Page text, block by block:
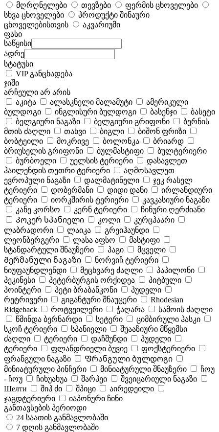
მღრღნელები
თევზები
ფერმის ცხოველები
სხვა ცხოველები
პროდუქტი შინაური
ცხოველებისთვის
აკვარიუმი
ფასი
საწყისი
ადრე
სტატუსი
VIP განცხადება
ჯიში
არჩეული არ არის
აკიტა
ალასკნელი მალამუტი
ამერიკული
ბულდოგი
ინგლისური ბულდოგი ბასენჯი
ბასეტი
ბელგიური ნაგაზი
ბელგიური გრიფონი
ბერნის
მთის ძაღლი
თახვი ბიგლი
ბიშონ ფრიზი
ბობტეილი
მოკრივე ბოლონკა
ბრიარდ
ბრიუსელის გრიფონი
ბულმასტიფი
ბულტერიერი
ბურბოელი
უელსის ტერიერი
დასავლეთ
ჰაილენდის თეთრი ტერიერი
აღმოსავლეთ
ევროპული ნაგაზი
დალმატინელი
ჯეკ რასელ
ტერიერი
დობერმანი დიდი დანი
ირლანდიური
ტერიერი
იორკშირის ტერიერი
კავკასიური ნაგაზი
კანე კორსო
კერნ ტერიერი
ჩინური ღერძიანი
Კოკერ სპანიელი
კოლი
კურცჰაარი
ლაბრადორი
ლაიკა
გრეიჰაუნდი
ლეონბერგერი
ლასა აფსო
მასტიფი
სტანდარტული შნაუზერი
პაგი
მცველი
Გერმანული ნაგაზი
ნორვიჩ ტერიერი
ნიუფაუნდლენდი
მეცხვარე ძაღლი
პაპილონი
პეკინესი
პეტერბურგის ორქიდეა
პიტბული
პოინტერი
პეტი ბრაბანკონი
პუდელი
რეტრივერი
გიგანტური შნაუცერი
Rhodesian
Ridgeback
როტვეილერი ჭაღარა
სამოის ძაღლი
წმინდა ბერნარდი
სეტერი
ციმბირული ჰასკი
სკოჩ ტერიერი
სპანიელი
შუააზიური მწყემსი
ძაღლი
ტერიერი დაჩშუნდი
პუდელი
ტერიერი
ფლანდრიელი ბუვიე
ფოქსტერიერი
ფრანგული ნაგაზი
Ფრანგული ბულდოგი
მინიატურული პინჩერი
მინიატურული შნაუზერი
ჩოუ
- ჩოუ
ჩიხუახუა შარპეი
შვეიცარიული ნაგაზი
Шелти
შიჰ ძი შპიცი
აირედეილი
ჯაგდტერიერი
იაპონური ჩინი
განთავსების პერიოდი
24 საათის განმავლობაში
7 დღის განმავლობაში